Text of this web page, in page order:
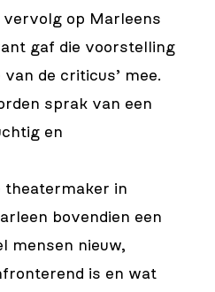
vervolg op Marleens
gaf die voorstelling
van de criticus’ mee.
sprak van een
en
theatermaker in
bovendien een
mensen nieuw,
is en wat